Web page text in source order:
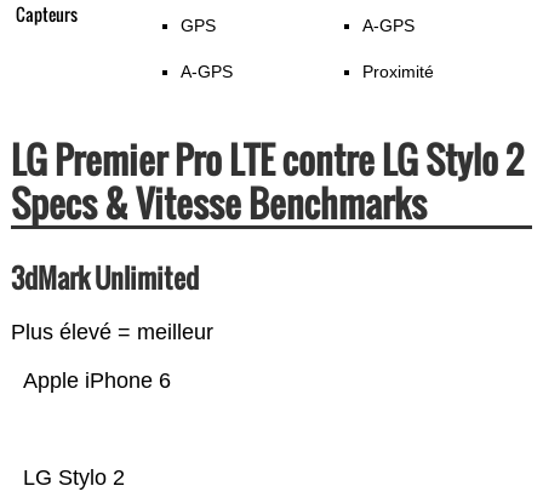
Capteurs GPS
A-GPS
A-GPS
Proximité
LG Premier Pro LTE contre LG Stylo 2
Specs & Vitesse Benchmarks
3dMark Unlimited
Plus élevé = meilleur
LG Stylo 2
Apple iPhone 6